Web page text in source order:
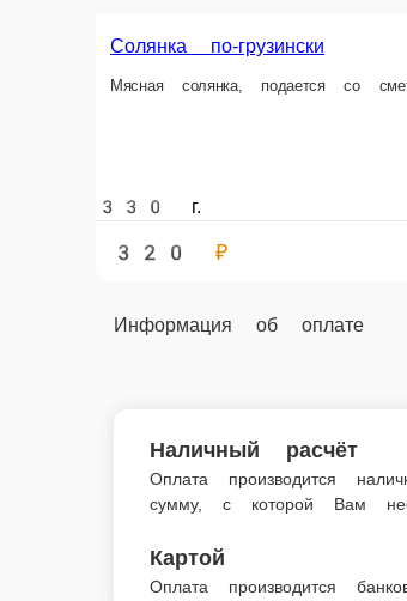
Солянка по-грузински
Мясная солянка, подается со
330 г.
320 ₽
Информация об оплате
Наличный расчёт
Оплата производится наличными
Картой
Оплата производится банковской